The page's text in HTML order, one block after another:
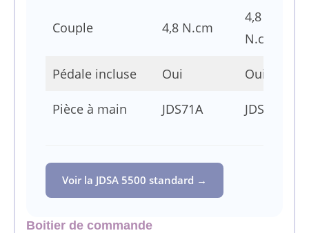
Couple 4,8 N.cm
4,8
N.cm
Pédale incluse Oui Oui
Pièce à main JDS71A JDS71A
Voir la JDSA 5500 standard →
Boitier de commande